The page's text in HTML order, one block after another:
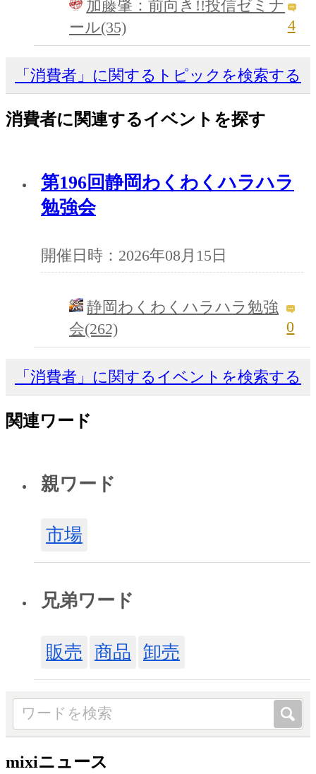
加藤肇：前向き!!投信ゼミナ
ール(35)
4
「消費者」に関するトピックを検索する
消費者に関連するイベントを探す
第196回静岡わくわくハラハラ
勉強会
開催日時：2026年08月15日
静岡わくわくハラハラ勉強
会(262)
0
「消費者」に関するイベントを検索する
関連ワード
親ワード
市場
兄弟ワード
販売 商品 卸売
mixiニュース